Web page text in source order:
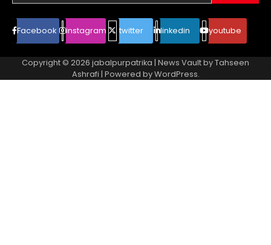
Facebook instagram twitter linkedin youtube
Copyright © 2026 jabalpurpatrika | News Vault byTahseen
Ashrafi | Powered byWordPress.